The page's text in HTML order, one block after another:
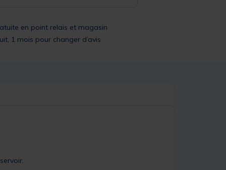
en point relais et magasin
1 mois pour changer d’avis